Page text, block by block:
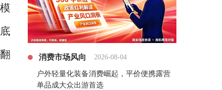
消费市场风向 2026-08-04
户外轻量化装备消费崛起，平价便携露营
单品成大众出游首选